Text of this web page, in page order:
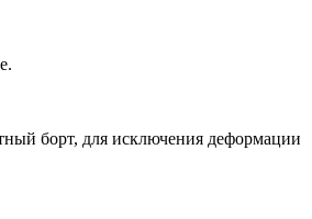
борт, для исключения деформации